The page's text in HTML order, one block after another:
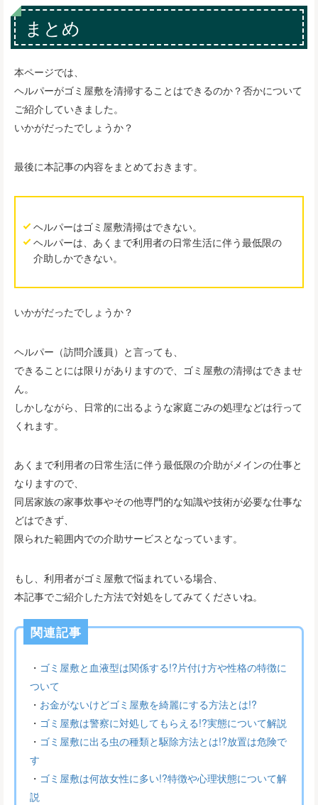
まとめ
本ページでは、
ヘルパーがゴミ屋敷を清掃することはできるのか？否かについて
ご紹介していきました。
いかがだったでしょうか？
最後に本記事の内容をまとめておきます。
ヘルパーはゴミ屋敷清掃はできない。
ヘルパーは、あくまで利用者の日常生活に伴う最低限の
介助しかできない。
いかがだったでしょうか？
ヘルパー（訪問介護員）と言っても、
できることには限りがありますので、ゴミ屋敷の清掃はできませ
ん。
しかしながら、日常的に出るような家庭ごみの処理などは行って
くれます。
あくまで利用者の日常生活に伴う最低限の介助がメインの仕事と
なりますので、
同居家族の家事炊事やその他専門的な知識や技術が必要な仕事な
どはできず、
限られた範囲内での介助サービスとなっています。
もし、利用者がゴミ屋敷で悩まれている場合、
本記事でご紹介した方法で対処をしてみてくださいね。
関連記事
・ ゴミ屋敷と血液型は関係する!?片付け方や性格の特徴に
ついて
・ お金がないけどゴミ屋敷を綺麗にする方法とは!?
・ ゴミ屋敷は警察に対処してもらえる!?実態について解説
・ ゴミ屋敷に出る虫の種類と駆除方法とは!?放置は危険で
す
・ ゴミ屋敷は何故女性に多い!?特徴や心理状態について解
説